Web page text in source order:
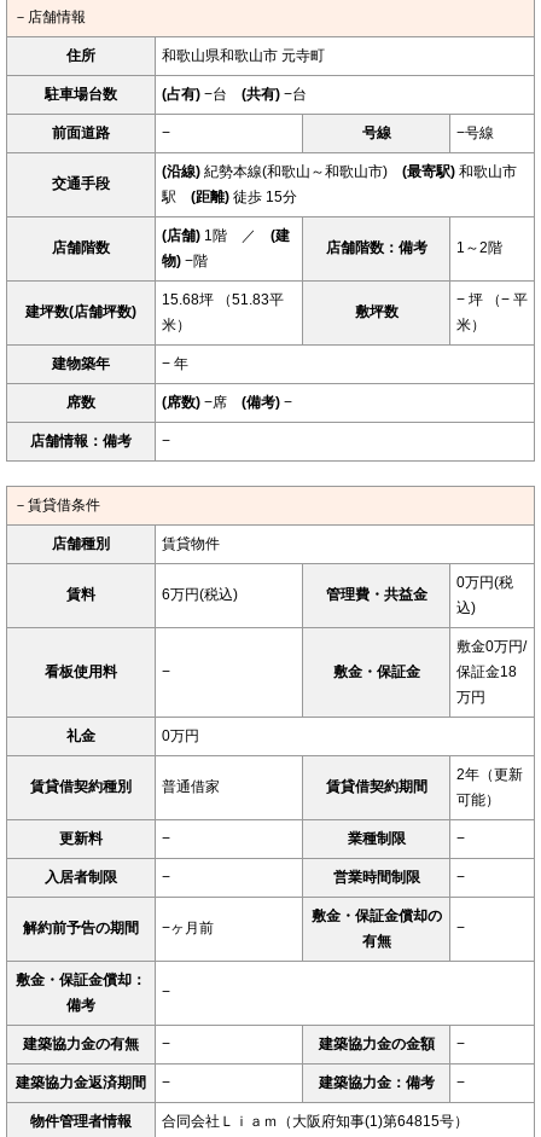
－店舗情報
住所 和歌山県和歌山市 元寺町
駐車場台数 (占有) −台 (共有) −台
前面道路 − 号線 −号線
交通手段
(沿線) 紀勢本線(和歌山～和歌山市) (最寄駅) 和歌山市
駅 (距離) 徒歩 15分
店舗階数
(店舗) 1階 ／ (建
物) −階
店舗階数：備考 1～2階
建坪数(店舗坪数)
15.68坪 （51.83平
米）
敷坪数
− 坪 （− 平
米）
建物築年 − 年
席数 (席数) −席 (備考) −
店舗情報：備考 −
－賃貸借条件
店舗種別 賃貸物件
賃料 6万円(税込) 管理費・共益金
0万円(税
込)
看板使用料 − 敷金・保証金
敷金0万円/
保証金18
万円
礼金 0万円
賃貸借契約種別 普通借家 賃貸借契約期間
2年（更新
可能）
更新料 − 業種制限 −
入居者制限 − 営業時間制限 −
解約前予告の期間 −ヶ月前
敷金・保証金償却の
有無
−
敷金・保証金償却：
備考
−
建築協力金の有無 − 建築協力金の金額 −
建築協力金返済期間 − 建築協力金：備考 −
物件管理者情報 合同会社Ｌｉａｍ（大阪府知事(1)第64815号）